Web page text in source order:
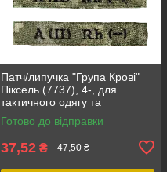
Патч/липучка "Група Крові"
Піксель (7737), 4-, для
тактичного одягу та
спорядження, розмір 13см х
2.5см
Готово до відправки
37,52 ₴ 47,50 ₴